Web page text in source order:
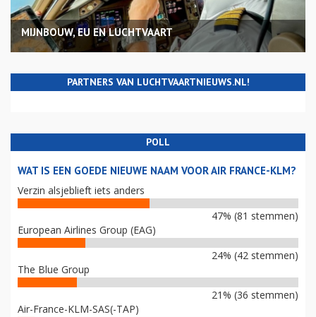
MIJNBOUW, EU EN LUCHTVAART
PARTNERS VAN LUCHTVAARTNIEUWS.NL!
POLL
WAT IS EEN GOEDE NIEUWE NAAM VOOR AIR FRANCE-KLM?
Verzin alsjeblieft iets anders
47% (81 stemmen)
European Airlines Group (EAG)
24% (42 stemmen)
The Blue Group
21% (36 stemmen)
Air-France-KLM-SAS(-TAP)